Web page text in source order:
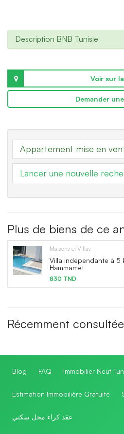
Description BNB Tunisie
Voir sur
Demander
Appartement mise en
Lancer une nouvelle
Plus de biens de ce
Maisons et Villas
Villa indépendante à 5
Hammamet
830 TND
Récemment
Blog FAQ Immobilier Neuf
Estimation Immobilière Gratuite
عقد كراء محل سكني